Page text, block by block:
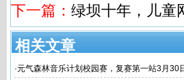
下一篇： 绿坝十年，儿童
相关文章
·元气森林音乐计划校园赛，复赛第一站3月30